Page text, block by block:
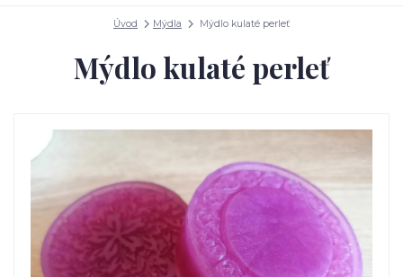
Úvod Mýdla Mýdlo kulaté perleť
Mýdlo kulaté perleť